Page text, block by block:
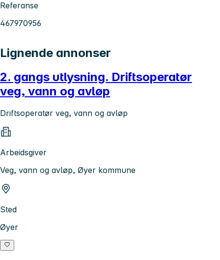
Referanse
467970956
Lignende annonser
2. gangs utlysning. Driftsoperatør
veg, vann og avløp
Driftsoperatør veg, vann og avløp
Arbeidsgiver
Veg, vann og avløp, Øyer kommune
Sted
Øyer